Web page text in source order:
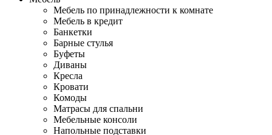
Мебель по принадлежности к комнате
Мебель в кредит
Банкетки
Барные стулья
Буфеты
Диваны
Кресла
Кровати
Комоды
Матрасы для спальни
Мебельные консоли
Напольные подставки